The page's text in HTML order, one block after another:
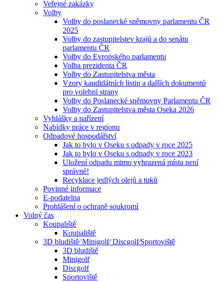
Veřejné zakázky
Volby
Volby do poslanecké sněmovny parlamentu ČR
2025
Volby do zastupitelstev krajů a do senátu
parlamentu ČR
Volby do Evropského parlamentu
Volba prezidenta ČR
Volby do Zastupitelstva města
Vzory kandidátních listin a dalších dokumentů
pro volební strany
Volby do Poslanecké sněmovny Parlamentu ČR
Volby do Zastupitelstva města Oseka 2026
Vyhlášky a nařízení
Nabídky práce v regionu
Odpadové hospodářství
Jak to bylo v Oseku s odpady v roce 2025
Jak to bylo v Oseku s odpady v roce 2023
Uložení odpadu mimo vyhrazená místa není
správné!
Recyklace jedlých olejů a tuků
Povinné informace
E-podatelna
Prohlášení o ochraně soukromí
Volný čas
Koupaliště
Koupaliště
3D bludiště⁄ Minigolf⁄ Discgolf⁄Sportoviště
3D bludiště
Minigolf
Discgolf
Sportoviště